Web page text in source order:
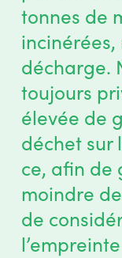
tonnes de
décharge.
toujours
élevée de
déchet sur
ce, afin de
moindre
de